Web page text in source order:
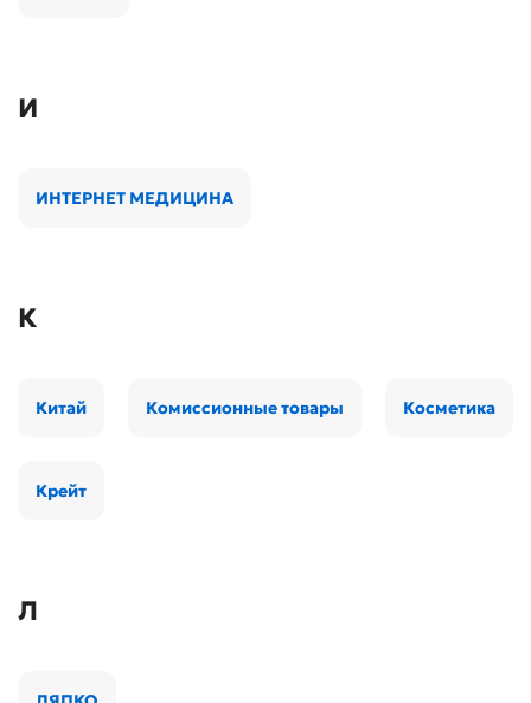
И
ИНТЕРНЕТ МЕДИЦИНА
К
Китай Комиссионные товары Косметика
Крейт
Л